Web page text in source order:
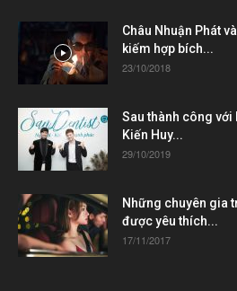
Châu Nhuận Phát
kiếm hợp bích...
23/10/2018
Sau thành công với
Kiến Huy...
29/10/2019
Những chuyên gia
được yêu thích...
17/11/2017